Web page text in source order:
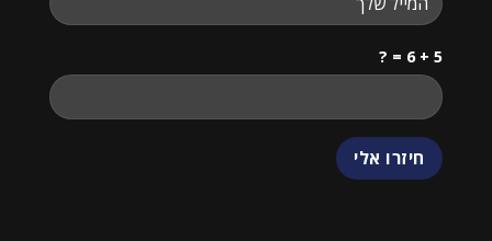
5 + 6 = ?